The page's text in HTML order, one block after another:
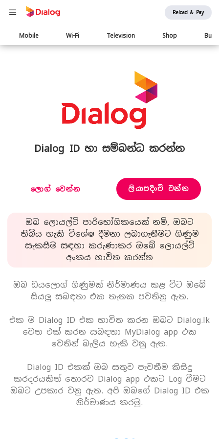
Reload & Pay
Main
navigation
Mobile Wi-Fi Television Shop
Dialog ID හා සම්බන්ධ කරන්න
ලොග් වෙන්න ලියාපදිංචි වන්න
ඔබ ලොයල්ටි පාරිභෝගිකයෙක් නම්, ඔබට
තිබිය හැකි විශේෂ දීමනා ලබාගැනීමට ගිණුම
සැකසීම සඳහා කරුණාකර ඔබේ ලොයල්ටි
අංකය භාවිත කරන්න
ඔබ ඩයලොග් ගිණුමක් නිර්මාණය කළ විට ඔබේ
සියලු සබඳතා එක තැනක පවතිනු ඇත.
එක ම Dialog ID එක භාවිත කරන ඔබට Dialog.lk
වෙත එක් කරන සබඳතා MyDialog app එක
වෙතින් බැලිය හැකි වනු ඇත.
Dialog ID එකක් ඔබ සතුව පැවතීම කිසිදු
කරදරයකිත් තොරව Dialog app එකට Log වීමට
ඔබට උපකාර වනු ඇත. අපි ඔබගේ Dialog ID එක
නිර්මාණය කරමු.